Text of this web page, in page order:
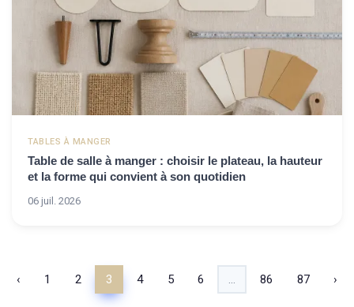
TABLES À MANGER
Table de salle à manger : choisir le plateau, la hauteur
et la forme qui convient à son quotidien
06 juil. 2026
‹ 1 2 3 4 5 6 ... 86 87 ›